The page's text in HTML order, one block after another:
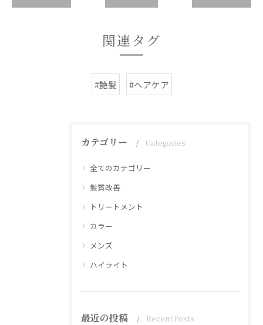
関連タグ
#艶髪 #ヘアケア
カテゴリー Categories
全てのカテゴリー
髪質改善
トリートメント
カラー
メンズ
ハイライト
最近の投稿 Recent Posts